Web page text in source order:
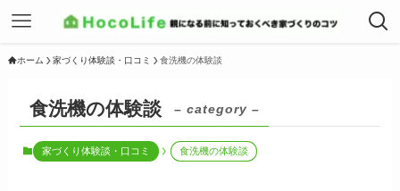
ホーム 家づくり体験談・口コミ 食洗機の体験談
食洗機の体験談 – category –
家づくり体験談・口コミ 食洗機の体験談